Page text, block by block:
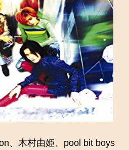
、木村由姫、pool bit boys